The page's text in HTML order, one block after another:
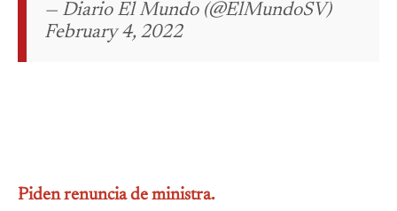
— Diario El Mundo (@ElMundoSV)
February 4, 2022
Piden renuncia de ministra.